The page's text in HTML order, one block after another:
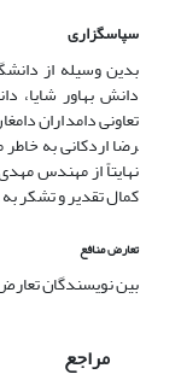
سپاسگزاری
بدین وسیله از
دانش بهاور شایا،
رضا اردکانی به
نهایتاً از مهندس
کمال تقدیر و تشکر
تعارض منافع
بین نویسندگان
مراجع